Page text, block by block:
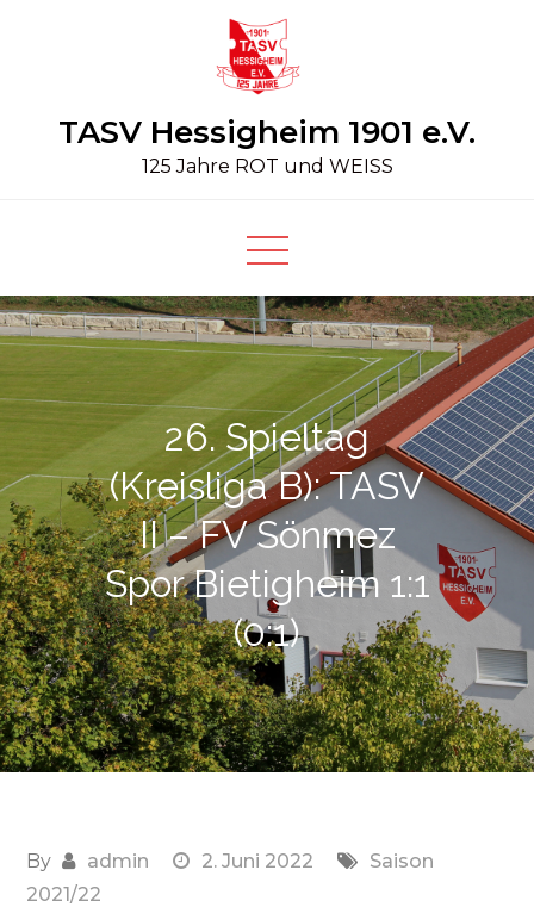
TASV Hessigheim 1901 e.V.
125 Jahre ROT und WEISS
26. Spieltag
(Kreisliga B): TASV
II – FV Sönmez
Spor Bietigheim 1:1
(0:1)
By admin 2. Juni 2022
Saison
2021/22